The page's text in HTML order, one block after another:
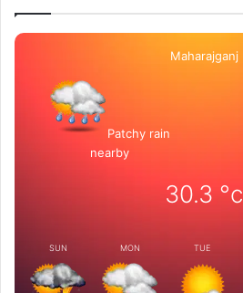
Maharajganj
Patchy rain
nearby
30.3 °c
SUN MON TUE